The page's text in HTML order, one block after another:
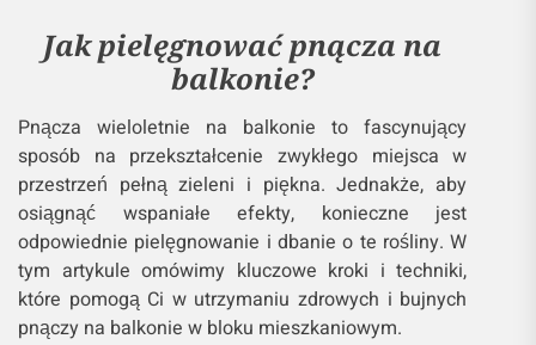
Jak pielęgnować pnącza na
balkonie?
Pnącza wieloletnie na balkonie to fascynujący
sposób na przekształcenie zwykłego miejsca w
przestrzeń pełną zieleni i piękna. Jednakże, aby
osiągnąć wspaniałe efekty, konieczne jest
odpowiednie pielęgnowanie i dbanie o te rośliny. W
tym artykule omówimy kluczowe kroki i techniki,
które pomogą Ci w utrzymaniu zdrowych i bujnych
pnączy na balkonie w bloku mieszkaniowym.